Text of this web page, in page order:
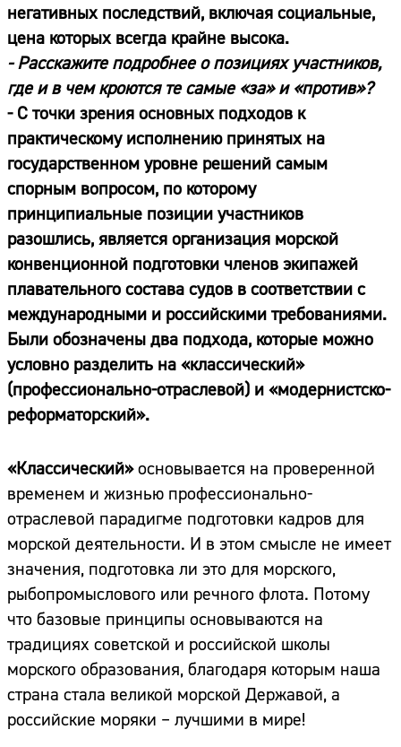
негативных последствий, включая социальные,
цена которых всегда крайне высока.
- Расскажите подробнее о позициях участников,
где и в чем кроются те самые «за» и «против»?
- С точки зрения основных подходов к
практическому исполнению принятых на
государственном уровне решений самым
спорным вопросом, по которому
принципиальные позиции участников
разошлись, является организация морской
конвенционной подготовки членов экипажей
плавательного состава судов в соответствии с
международными и российскими требованиями.
Были обозначены два подхода, которые можно
условно разделить на «классический»
(профессионально-отраслевой) и «модернистско-
реформаторский».
«Классический»основывается на проверенной
временем и жизнью профессионально-
отраслевой парадигме подготовки кадров для
морской деятельности. И в этом смысле не имеет
значения, подготовка ли это для морского,
рыбопромыслового или речного флота. Потому
что базовые принципы основываются на
традициях советской и российской школы
морского образования, благодаря которым наша
страна стала великой морской Державой, а
российские моряки – лучшими в мире!